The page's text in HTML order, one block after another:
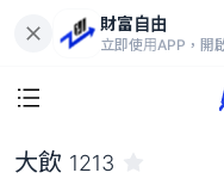
財富自由
立即使用APP，開
大飲 1213